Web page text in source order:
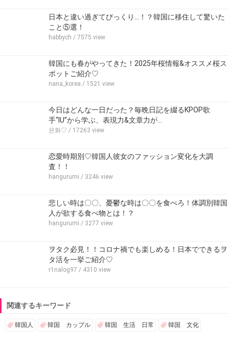
日本と違い過ぎてびっくり…！？韓国に移住して驚いた
こと⑤選！
habbych / 7575 view
韓国にも春がやってきた！2025年桜情報&オススメ桜ス
ポットご紹介♡
nana_korea / 1521 view
今日はどんな一日だった？毎晩日記を綴るKPOP歌
手“IU”から学ぶ、表現力&文章力が…
은화♡ / 17263 view
恋愛時期別♡韓国人彼女のファッション変化を大調
査！！
hangurumi / 3246 view
悲しい時は〇〇、憂鬱な時は〇〇を食べろ！体調別韓国
人が欲する食べ物とは！？
hangurumi / 3277 view
ヲタク必見！！コロナ禍でも楽しめる！日本でできるヲ
タ活を一挙ご紹介♡
r1nalog97 / 4310 view
関連するキーワード
韓国人 韓国 カップル 韓国 生活 日常 韓国 文化